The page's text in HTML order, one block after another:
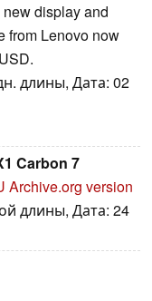
display and
from Lenovo now
длины, Дата: 02
Carbon 7
Archive.org version
длины, Дата: 24